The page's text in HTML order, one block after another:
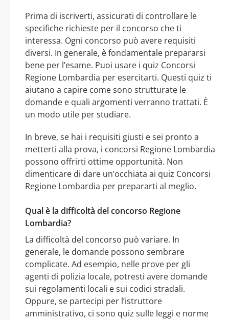
Prima di iscriverti, assicurati di controllare le
specifiche richieste per il concorso che ti
interessa. Ogni concorso può avere requisiti
diversi. In generale, è fondamentale prepararsi
bene per l’esame. Puoi usare i quiz Concorsi
Regione Lombardia per esercitarti. Questi quiz ti
aiutano a capire come sono strutturate le
domande e quali argomenti verranno trattati. È
un modo utile per studiare.
In breve, se hai i requisiti giusti e sei pronto a
metterti alla prova, i concorsi Regione Lombardia
possono offrirti ottime opportunità. Non
dimenticare di dare un’occhiata ai quiz Concorsi
Regione Lombardia per prepararti al meglio.
Qual è la difficoltà del concorso Regione
Lombardia?
La difficoltà del concorso può variare. In
generale, le domande possono sembrare
complicate. Ad esempio, nelle prove per gli
agenti di polizia locale, potresti avere domande
sui regolamenti locali e sui codici stradali.
Oppure, se partecipi per l’istruttore
amministrativo, ci sono quiz sulle leggi e norme